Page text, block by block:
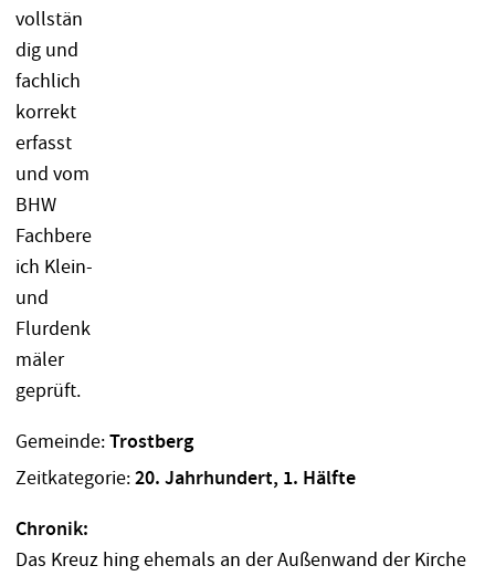
Gemeinde:Trostberg
Zeitkategorie:20. Jahrhundert, 1. Hälfte
Chronik:
Das Kreuz hing ehemals an der Außenwand der Kirche